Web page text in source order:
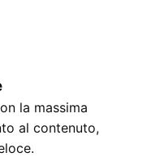
la massima
al contenuto,